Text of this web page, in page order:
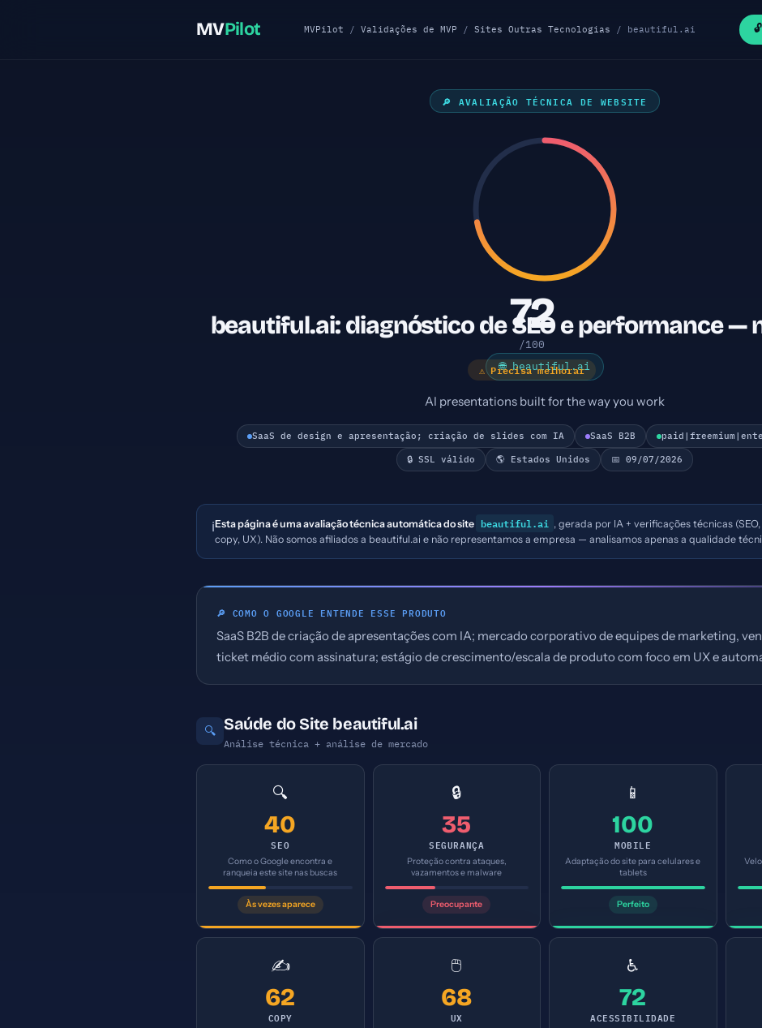
MVPilot MVPilot /Validações de MVP /Sites Outras Tecnologias / beautiful.ai
🔎 AVALIAÇÃO TÉCNICA DE WEBSITE
72
/100
⚠ Precisa melhorar
beautiful.ai: diagnóstico de SEO e performance —
🌐 beautiful.ai
AI presentations built for the way you work
SaaS de design e apresentação; criação de slides com IA SaaS B2B
🔒 SSL válido 🌎 Estados Unidos 📅 09/07/2026
ℹ️Esta página é uma avaliação técnica automática do site beautiful.ai , gerada por IA + verificações técnicas
copy, UX). Não somos afiliados a beautiful.ai e não representamos a empresa — analisamos apenas a qualidade
🔎 COMO O GOOGLE ENTENDE ESSE PRODUTO
SaaS B2B de criação de apresentações com IA; mercado corporativo de equipes de marketing,
ticket médio com assinatura; estágio de crescimento/escala de produto com foco em UX e
🔍 Saúde do Site beautiful.ai
Análise técnica + análise de mercado
🔍
40
SEO
Como o Google encontra e
ranqueia este site nas buscas
Às vezes aparece
🔒
35
SEGURANÇA
Proteção contra ataques,
vazamentos e malware
Preocupante
📱
100
MOBILE
Adaptação do site para celulares e
tablets
Perfeito
✍️
62
COPY
🖱️
68
UX
♿
72
ACESSIBILIDADE